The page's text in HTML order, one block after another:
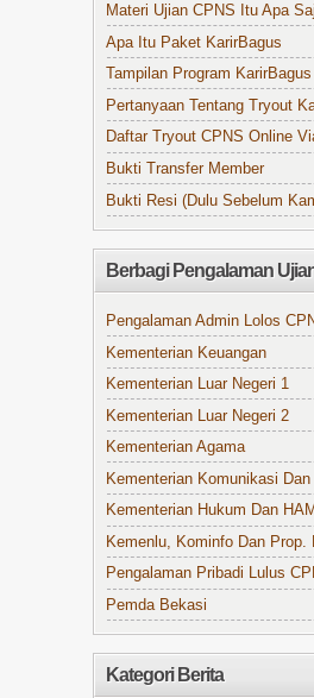
Materi Ujian CPNS Itu Apa
Apa Itu Paket KarirBagus
Tampilan Program KarirBagus
Pertanyaan Tentang Tryout
Daftar Tryout CPNS Online
Bukti Transfer Member
Bukti Resi (Dulu Sebelum
Berbagi Pengalaman
Pengalaman Admin Lolos
Kementerian Keuangan
Kementerian Luar Negeri 1
Kementerian Luar Negeri 2
Kementerian Agama
Kementerian Komunikasi
Kementerian Hukum Dan HAM
Kemenlu, Kominfo Dan Prop.
Pengalaman Pribadi Lulus
Pemda Bekasi
Kategori Berita